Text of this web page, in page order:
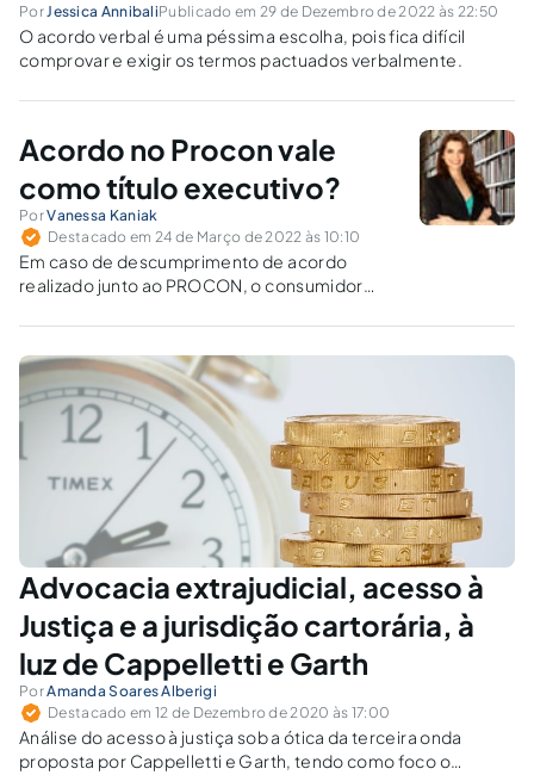
Por Jessica AnnibaliPublicado em 29 de Dezembro de 2022 às 22:50
O acordo verbal é uma péssima escolha, pois fica difícil
comprovar e exigir os termos pactuados verbalmente.
Acordo no Procon vale
como título executivo?
PorVanessa Kaniak
Destacado em 24 de Março de 2022 às 10:10
Em caso de descumprimento de acordo
realizado junto ao PROCON, o consumidor
a ata do acordo pode ser executada?
Advocacia extrajudicial, acesso à
Justiça e a jurisdição cartorária, à
luz de Cappelletti e Garth
PorAmanda Soares Alberigi
Destacado em 12 de Dezembro de 2020 às 17:00
Análise do acesso à justiça sob a ótica da terceira onda
proposta por Cappelletti e Garth, tendo como foco o